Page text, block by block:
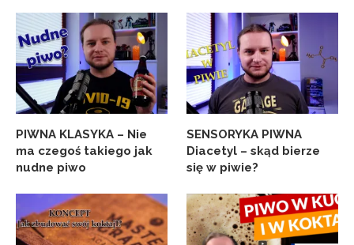
PIWNA KLASYKA – Nie
ma czegoś takiego jak
nudne piwo
SENSORYKA PIWNA
Diacetyl – skąd bierze
się w piwie?